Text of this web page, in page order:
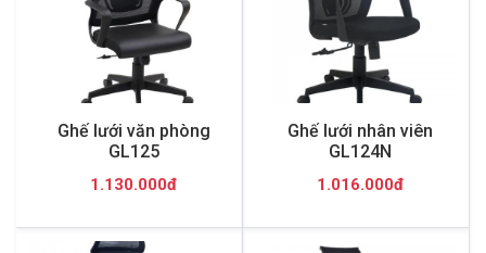
Ghế lưới văn phòng
GL125
1.130.000đ
Ghế lưới nhân viên
GL124N
1.016.000đ